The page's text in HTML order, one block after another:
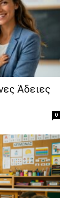
Άδειες
0